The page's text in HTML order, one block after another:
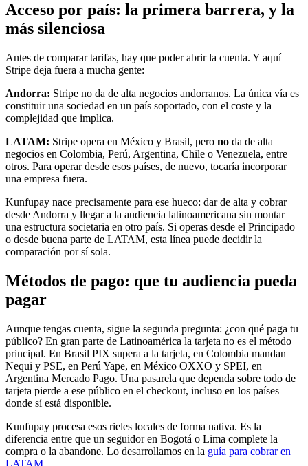
Acceso por país: la primera barrera, y la
más silenciosa
Antes de comparar tarifas, hay que poder abrir la cuenta. Y aquí
Stripe deja fuera a mucha gente:
Andorra: Stripe no da de alta negocios andorranos. La única vía es
constituir una sociedad en un país soportado, con el coste y la
complejidad que implica.
LATAM: Stripe opera en México y Brasil, pero no da de alta
negocios en Colombia, Perú, Argentina, Chile o Venezuela, entre
otros. Para operar desde esos países, de nuevo, tocaría incorporar
una empresa fuera.
Kunfupay nace precisamente para ese hueco: dar de alta y cobrar
desde Andorra y llegar a la audiencia latinoamericana sin montar
una estructura societaria en otro país. Si operas desde el Principado
o desde buena parte de LATAM, esta línea puede decidir la
comparación por sí sola.
Métodos de pago: que tu audiencia pueda
pagar
Aunque tengas cuenta, sigue la segunda pregunta: ¿con qué paga tu
público? En gran parte de Latinoamérica la tarjeta no es el método
principal. En Brasil PIX supera a la tarjeta, en Colombia mandan
Nequi y PSE, en Perú Yape, en México OXXO y SPEI, en
Argentina Mercado Pago. Una pasarela que dependa sobre todo de
tarjeta pierde a ese público en el checkout, incluso en los países
donde sí está disponible.
Kunfupay procesa esos rieles locales de forma nativa. Es la
diferencia entre que un seguidor en Bogotá o Lima complete la
compra o la abandone. Lo desarrollamos en la guía para cobrar en